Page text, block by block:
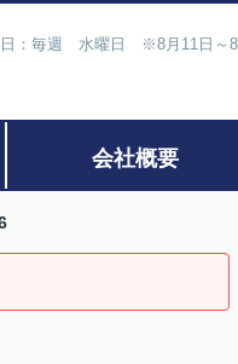
：毎週 水曜日 ※8月11日～8
会社概要